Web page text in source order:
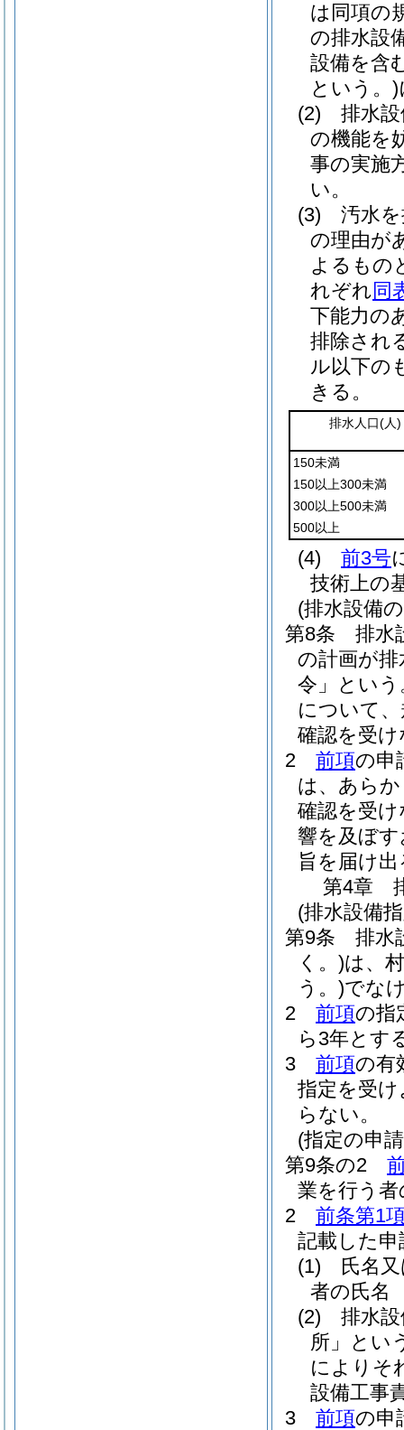
は同項の
の排水設
設備を含
という。)
(2)
排水
の機能を
事の実施
い。
(3)
汚水
の理由が
よるもの
れぞれ同
下能力の
排除され
ル以下の
きる。
排水人口(人)
150未満
150以上300未満
300以上500未満
500以上
(4) 前3号
技術上の
(排水設備
第8条
排水
の計画が
令」という
について
確認を受
2
前項の申
は、あら
確認を受
響を及ぼ
旨を届け
第4章
(排水設備
第9条
排水
く。)は、
う。)でな
2
前項の指
ら3年とす
3
前項の有
指定を受
らない。
(指定の申
第9条の2
業を行う
2
前条第1
記載した
(1)
氏名
者の氏名
(2)
排水
所」とい
によりそ
設備工事
3
前項の申